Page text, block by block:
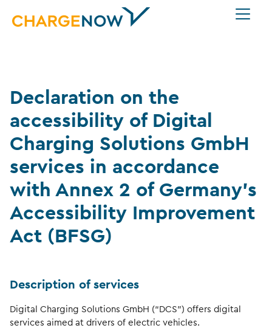
Declaration on the
accessibility of Digital
Charging Solutions GmbH
services in accordance
with Annex 2 of Germany’s
Accessibility Improvement
Act (BFSG)
Description of services
Digital Charging Solutions GmbH (“DCS”) offers digital
services aimed at drivers of electric vehicles.